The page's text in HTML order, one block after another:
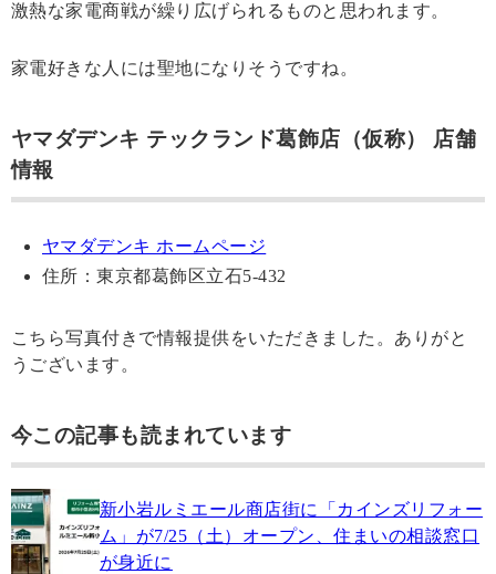
激熱な家電商戦が繰り広げられるものと思われます。
家電好きな人には聖地になりそうですね。
ヤマダデンキ テックランド葛飾店（仮称） 店舗
情報
ヤマダデンキ ホームページ
住所：東京都葛飾区立石5-432
こちら写真付きで情報提供をいただきました。ありがと
うございます。
今この記事も読まれています
新小岩ルミエール商店街に「カインズリフォー
ム」が7/25（土）オープン、住まいの相談窓口
が身近に